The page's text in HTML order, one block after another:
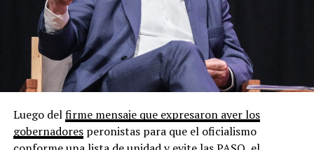
Luego delfirme mensaje que expresaron ayer los
gobernadoresperonistas para que el oficialismo